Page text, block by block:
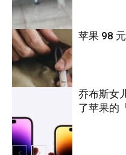
旅游
科技
苹果 98
乔布斯女
了苹果的